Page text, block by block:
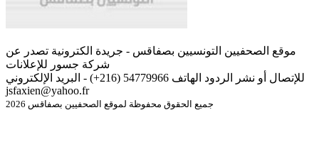
موقع الصحفيين التونسيين بصفاقس - جريدة الكترونية تصدر عن
شركة جسور للإعلانات
للإتصال أو نشر الردود الهاتف 54779966 (216+) - البريد الإلكتروني
jsfaxien@yahoo.fr
جميع الحقوق محفوظة لموقع الصحفيين بصفاقس 2026